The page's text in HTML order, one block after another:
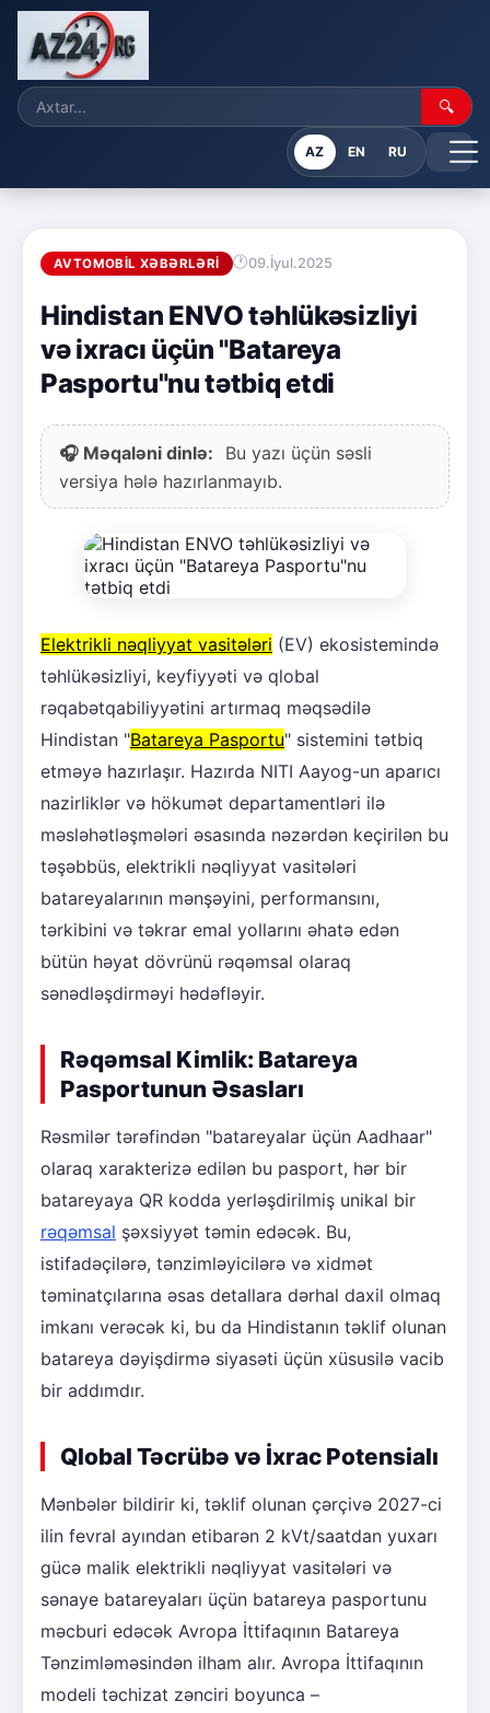
🔍
AZ EN RU
AVTOMOBIL XƏBƏRLƏRI 09.İyul.2025
Hindistan ENVO təhlükəsizliyi
və ixracı üçün "Batareya
Pasportu"nu tətbiq etdi
🎧 Məqaləni dinlə:
Bu yazı üçün səsli
versiya hələ hazırlanmayıb.
Elektrikli nəqliyyat vasitələri (EV) ekosistemində
təhlükəsizliyi, keyfiyyəti və qlobal
rəqabətqabiliyyətini artırmaq məqsədilə
Hindistan "Batareya Pasportu" sistemini tətbiq
etməyə hazırlaşır. Hazırda NITI Aayog-un aparıcı
nazirliklər və hökumət departamentləri ilə
məsləhətləşmələri əsasında nəzərdən keçirilən bu
təşəbbüs, elektrikli nəqliyyat vasitələri
batareyalarının mənşəyini, performansını,
tərkibini və təkrar emal yollarını əhatə edən
bütün həyat dövrünü rəqəmsal olaraq
sənədləşdirməyi hədəfləyir.
Rəqəmsal Kimlik: Batareya
Pasportunun Əsasları
Rəsmilər tərəfindən "batareyalar üçün Aadhaar"
olaraq xarakterizə edilən bu pasport, hər bir
batareyaya QR kodda yerləşdirilmiş unikal bir
rəqəmsal şəxsiyyət təmin edəcək. Bu,
istifadəçilərə, tənzimləyicilərə və xidmət
təminatçılarına əsas detallara dərhal daxil olmaq
imkanı verəcək ki, bu da Hindistanın təklif olunan
batareya dəyişdirmə siyasəti üçün xüsusilə vacib
bir addımdır.
Qlobal Təcrübə və İxrac Potensialı
Mənbələr bildirir ki, təklif olunan çərçivə 2027-ci
ilin fevral ayından etibarən 2 kVt/saatdan yuxarı
gücə malik elektrikli nəqliyyat vasitələri və
sənaye batareyaları üçün batareya pasportunu
məcburi edəcək Avropa İttifaqının Batareya
Tənzimləməsindən ilham alır. Avropa İttifaqının
modeli təchizat zənciri boyunca –